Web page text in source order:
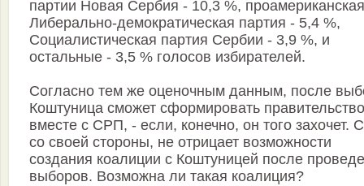
партии Новая Сербия - 10,3 %, проамериканская
Либерально-демократическая партия - 5,4 %,
Социалистическая партия Сербии - 3,9 %, и
остальные - 3,5 % голосов избирателей.
Согласно тем же оценочным данным, после
Коштуница сможет сформировать правительство
вместе с СРП, - если, конечно, он того захочет.
со своей стороны, не отрицает возможности
создания коалиции с Коштуницей после
выборов. Возможна ли такая коалиция?